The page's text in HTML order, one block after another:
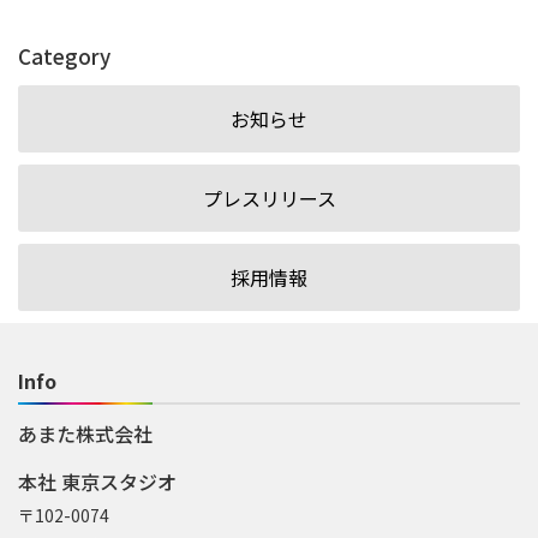
Category
お知らせ
プレスリリース
採用情報
Info
あまた株式会社
本社 東京スタジオ
〒102-0074